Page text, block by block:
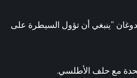
“ينبغي أن تؤول السيطرة على
مع حلف ⁠الأطلسي.